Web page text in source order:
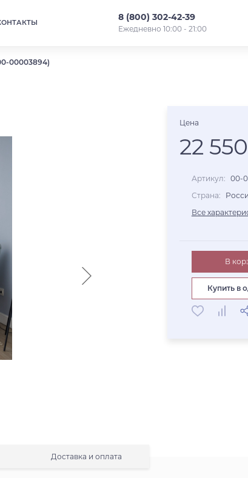
8 (800) 302-42-39
Ежедневно 10:00 - 21:00
00003894)
Доставка и оплата
Цена
22
Артикул: 00-
Страна:
Все
В
Купить в